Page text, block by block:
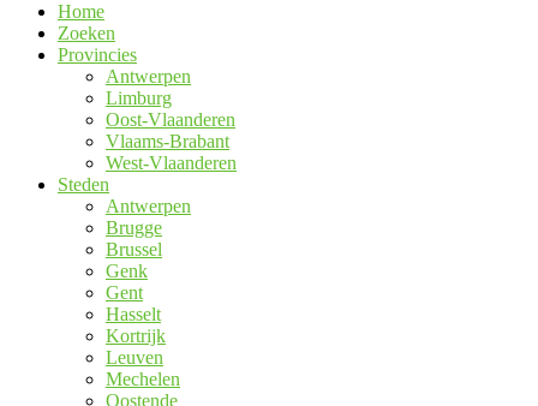
Home
Zoeken
Provincies
Antwerpen
Limburg
Oost-Vlaanderen
Vlaams-Brabant
West-Vlaanderen
Steden
Antwerpen
Brugge
Brussel
Genk
Gent
Hasselt
Kortrijk
Leuven
Mechelen
Oostende